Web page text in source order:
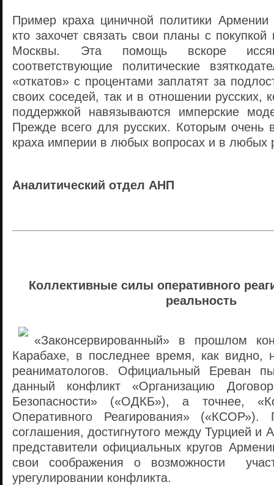
Пример краха циничной политики
кто захочет связать свои планы с
Москвы. Эта помощь вскоре
соответствующие политические
«откатов» с процентами заплатят за
своих соседей, так и в отношении русских,
поддержкой навязываются имперские
Прежде всего для русских. Которым очень
краха империи в любых вопросах и в любых
Аналитический отдел АНП
Коллективные силы оперативного
реальность
«Законсервированный» в прошлом
Карабахе, в последнее время, как видно,
реаниматологов. Официальный Ереван
данный конфликт «Организацию
Безопасности» («ОДКБ»), а точнее,
Оперативного Реагирования» («КСОР»).
соглашения, достигнутого между Турцией и
представители официальных кругов
свои соображения о возможности
урегулировании конфликта.